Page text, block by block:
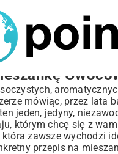
mówiąc, przez lata
jeden, jedyny,
którym chcę się z
zawsze wychodzi
przepis na